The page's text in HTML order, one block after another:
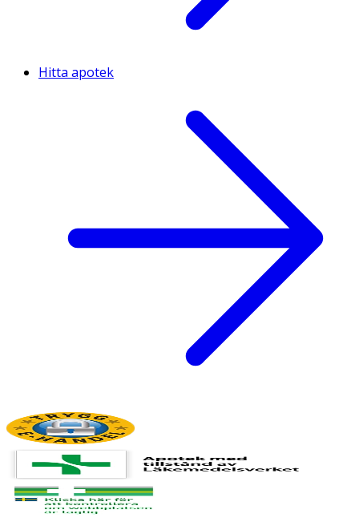
Hitta apotek